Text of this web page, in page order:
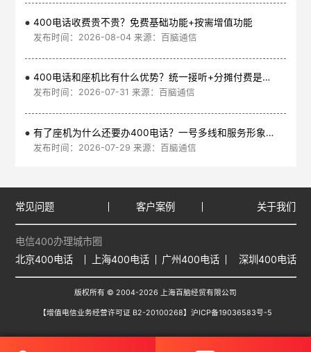
400电话收费贵不贵？免费基础功能+按需增值功能
发布时间：2026-08-04 来源：百脑通信
400电话和座机比有什么优势？统一接听+分摊付费是核心
发布时间：2026-07-31 来源：百脑通信
有了座机为什么还要办400电话？一号多线和服务形象是核心
发布时间：2026-07-29 来源：百脑通信
常见问题 客户案例 关于我们
电信400办理城市圈
北京400电话
上海400电话 广州400电话 深圳400电话
版权所有 © 2004-2026 上海百脑经贸有限公司
【增值电信业务经营许可证 B2-20100268】 沪ICP备19036583号-5